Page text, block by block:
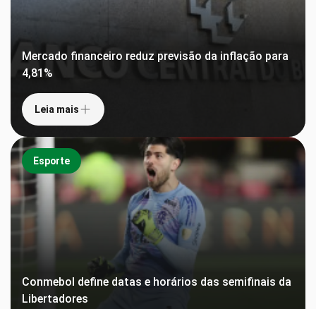
Mercado financeiro reduz previsão da inflação para
4,81%
Leia mais
Esporte
Conmebol define datas e horários das semifinais da
Libertadores